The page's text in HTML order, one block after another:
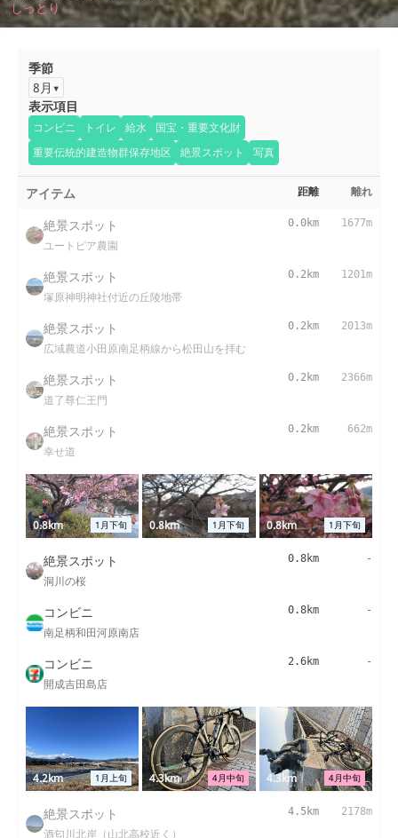
しっとり
季節
8月
表示項目
コンビニ トイレ 給水
国宝・重要文化財
重要伝統的建造物群保存地区
絶景スポット 写真
アイテム 距離 離れ
絶景スポット
ユートピア農園
0.0km 1677m
絶景スポット
塚原神明神社付近の丘陵地帯
0.2km 1201m
絶景スポット
広域農道小田原南足柄線から松田山を拝む
0.2km 2013m
絶景スポット
道了尊仁王門
0.2km 2366m
絶景スポット
幸せ道
0.2km 662m
1月下旬
0.8km 1月下旬
0.8km 1月下旬
0.8km
絶景スポット
洞川の桜
0.8km -
コンビニ
南足柄和田河原南店
0.8km -
コンビニ
開成吉田島店
2.6km -
1月上旬
4.2km 4月中旬
4.3km 4月中旬
4.3km
絶景スポット
酒匂川北岸（山北高校近く）
4.5km 2178m